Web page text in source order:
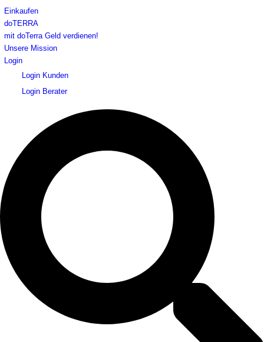
Einkaufen
doTERRA
mit doTerra Geld verdienen!
Unsere Mission
Login
Login Kunden
Login Berater